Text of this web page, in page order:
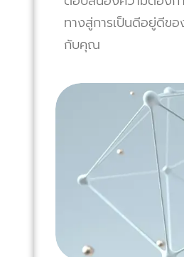
ทางสู่การเป็นดีอยู่ดีข
กับคุณ